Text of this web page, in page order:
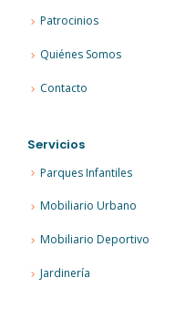
Patrocinios
Quiénes Somos
Contacto
Servicios
Parques Infantiles
Mobiliario Urbano
Mobiliario Deportivo
Jardinería